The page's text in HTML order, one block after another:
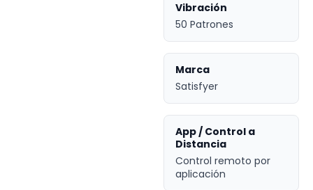
Vibración
50 Patrones
Marca
Satisfyer
App / Control a
Distancia
Control remoto por
aplicación